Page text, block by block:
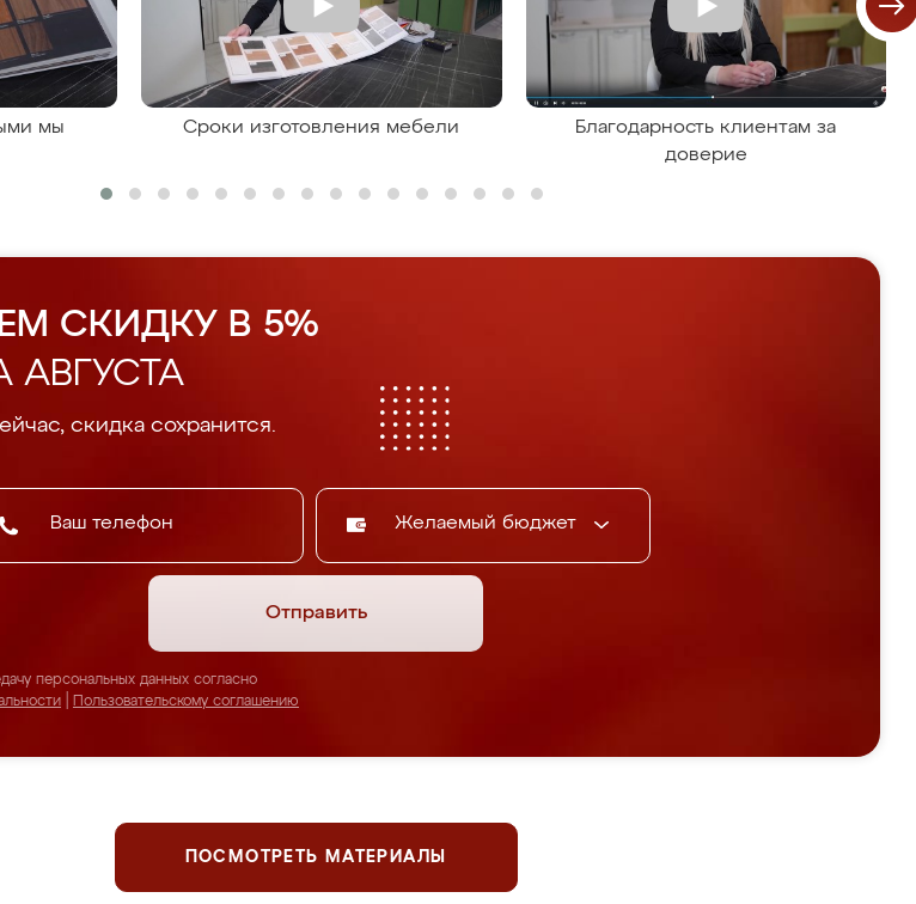
мы
Сроки изготовления мебели
Благодарность клиентам за
доверие
СКИДКУ В 5%
скидка сохранится.
Желаемый бюджет
Отправить
персональных данных согласно
Пользовательскому соглашению
ПОСМОТРЕТЬ МАТЕРИАЛЫ